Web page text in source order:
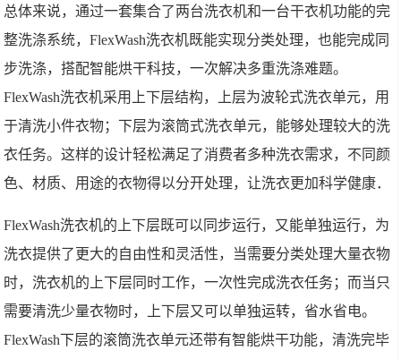
总体来说，通过一套集合了两台洗衣机和一台干衣机功能的完
整洗涤系统，FlexWash洗衣机既能实现分类处理，也能完成同
步洗涤，搭配智能烘干科技，一次解决多重洗涤难题。
FlexWash洗衣机采用上下层结构，上层为波轮式洗衣单元，用
于清洗小件衣物；下层为滚筒式洗衣单元，能够处理较大的洗
衣任务。这样的设计轻松满足了消费者多种洗衣需求，不同颜
色、材质、用途的衣物得以分开处理，让洗衣更加科学健康．
FlexWash洗衣机的上下层既可以同步运行，又能单独运行，为
洗衣提供了更大的自由性和灵活性，当需要分类处理大量衣物
时，洗衣机的上下层同时工作，一次性完成洗衣任务；而当只
需要清洗少量衣物时，上下层又可以单独运转，省水省电。
FlexWash下层的滚筒洗衣单元还带有智能烘干功能，清洗完毕